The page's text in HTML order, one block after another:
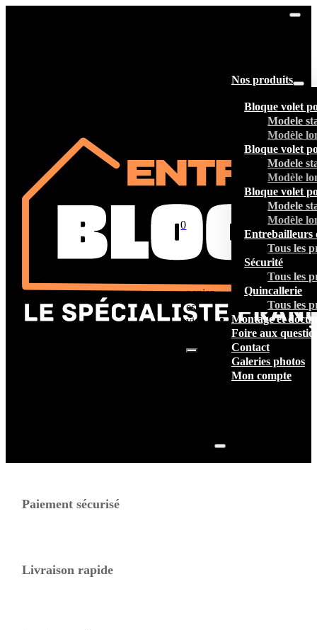
Nos produits
Bloque volet
Modele
Modèle
Bloque volet
Modele
Modèle
Bloque volet
Modele
Modèle
Entrebailleurs
Tous les
Sécurité
Tous les
Quincallerie
Tous les
Montage et
Foire aux
Contact
Galeries photos
Mon compte
0
panier
est
vide.
Paiement sécurisé
Livraison rapide